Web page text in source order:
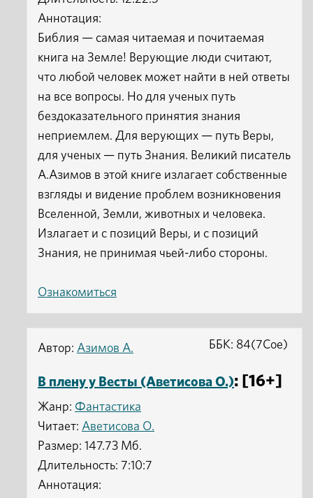
Аннотация:
Библия — самая читаемая и почитаемая
книга на Земле! Верующие люди считают,
что любой человек может найти в ней ответы
на все вопросы. Но для ученых путь
бездоказательного принятия знания
неприемлем. Для верующих — путь Веры,
для ученых — путь Знания. Великий писатель
А.Азимов в этой книге излагает собственные
взгляды и видение проблем возникновения
Вселенной, Земли, животных и человека.
Излагает и с позиций Веры, и с позиций
Знания, не принимая чьей-либо стороны.
Ознакомиться
Автор: Азимов А.
В плену у Весты (Аветисова О.): [16+]
Жанр: Фантастика
Читает: Аветисова О.
ББК: 84(7Сое)
Размер: 147.73 Мб.
Длительность: 7:10:7
Аннотация: